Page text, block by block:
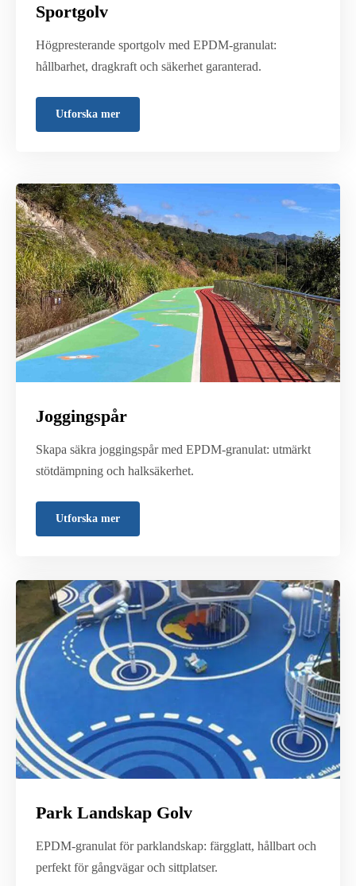
Sportgolv
Högpresterande sportgolv med EPDM-granulat:
hållbarhet, dragkraft och säkerhet garanterad.
Utforska mer
Joggingspår
Skapa säkra joggingspår med EPDM-granulat: utmärkt
stötdämpning och halksäkerhet.
Utforska mer
Park Landskap Golv
EPDM-granulat för parklandskap: färgglatt, hållbart och
perfekt för gångvägar och sittplatser.